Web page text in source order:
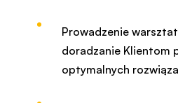
Prowadzenie
doradzanie Klientom
optymalnych